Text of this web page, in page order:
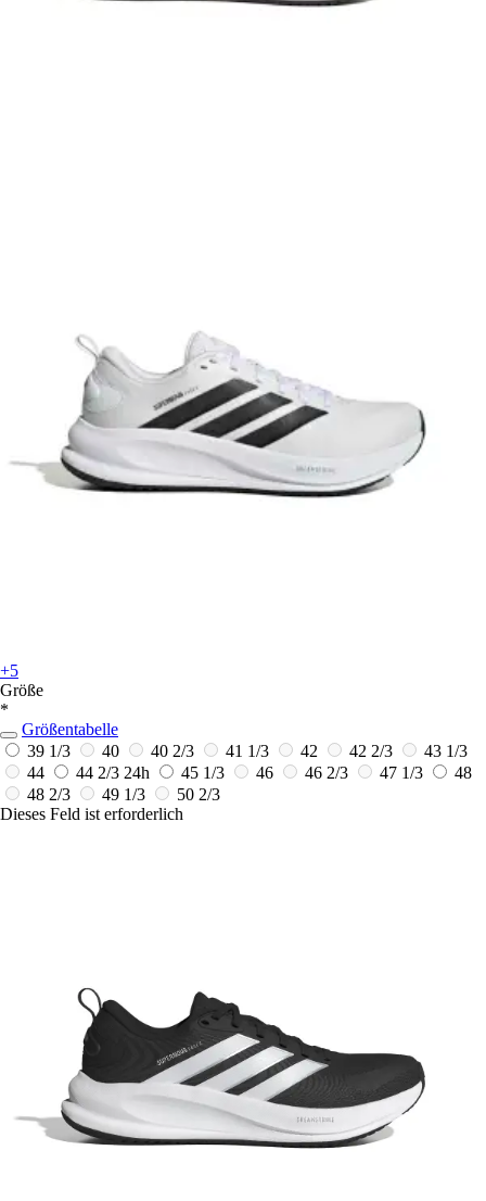
+5
Größe
*
Größentabelle
39 1/3
40 40 2/3 41 1/3 42 42 2/3
43 1/3
44
44 2/3 24h 45 1/3 46 46 2/3 47 1/3
48
48 2/3
49 1/3
50 2/3
Dieses Feld ist erforderlich